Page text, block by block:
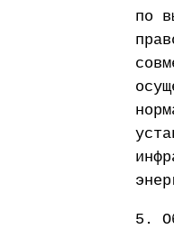
по
5.